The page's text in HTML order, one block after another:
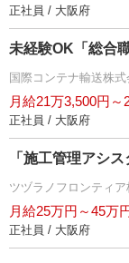
正社員 / 大阪府
未経験OK「総合
国際コンテナ輸送株式
月給21万3,500円～
正社員 / 大阪府
「施工管理アシ
ツヅラノフロンティア
月給25万円～45万
正社員 / 大阪府